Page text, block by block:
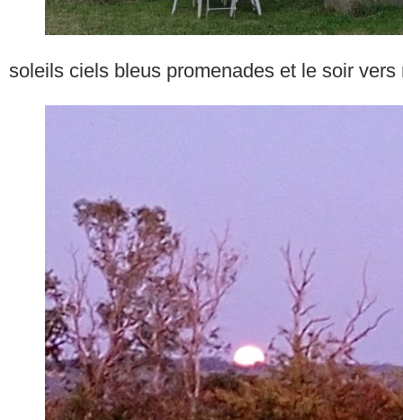
soleils ciels bleus promenades et le soir vers